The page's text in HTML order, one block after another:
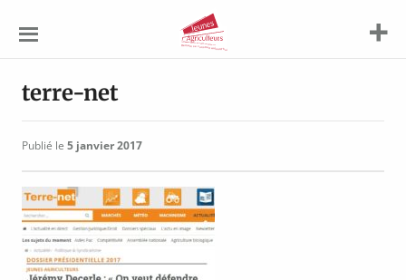
Agriculteurs
terre-net
Publié le 5 janvier 2017